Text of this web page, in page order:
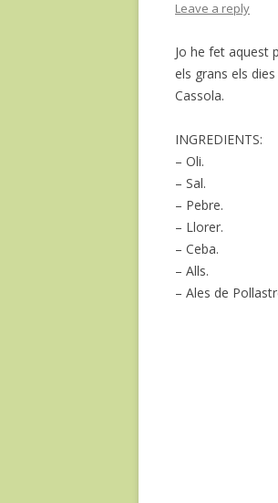
Leave a reply
Jo he fet aquest
els grans els
Cassola.
INGREDIENTS:
– Oli.
– Sal.
– Pebre.
– Llorer.
– Ceba.
– Alls.
– Ales de